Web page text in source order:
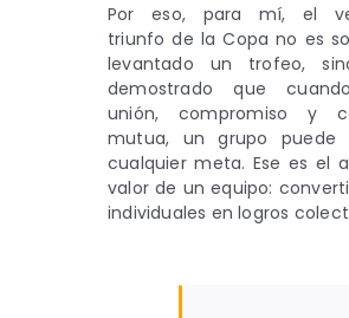
Por eso, para mí, el
triunfo de la Copa no es
levantado un trofeo,
demostrado que
unión, compromiso y
mutua, un grupo puede
cualquier meta. Ese es el
valor de un equipo:
individuales en logros